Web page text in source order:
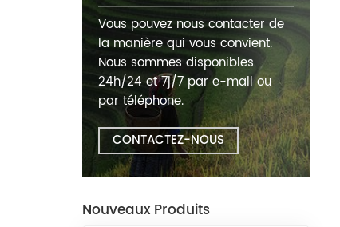
Vous pouvez nous contacter de
la manière qui vous convient.
Nous sommes disponibles
24h/24 et 7j/7 par e-mail ou
par téléphone.
CONTACTEZ-NOUS
Nouveaux Produits